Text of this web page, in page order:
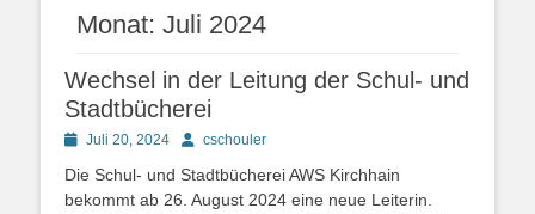
Monat: Juli 2024
Wechsel in der Leitung der Schul- und
Stadtbücherei
PostedJuli 20, 2024 Autorcschouler
Die Schul- und Stadtbücherei AWS Kirchhain
bekommt ab 26. August 2024 eine neue Leiterin.